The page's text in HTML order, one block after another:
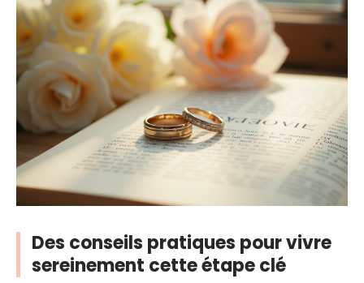
Des conseils pratiques pour vivre
sereinement cette étape clé